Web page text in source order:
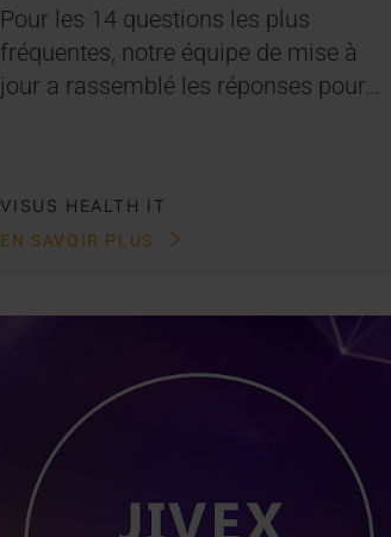
Pour les 14 questions les plus
fréquentes, notre équipe de mise à
jour a rassemblé les réponses pour…
VISUS HEALTH IT
EN SAVOIR PLUS